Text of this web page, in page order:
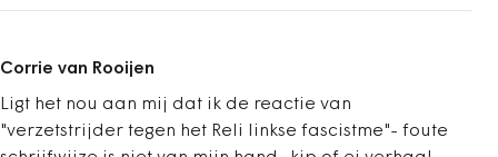
Corrie van Rooijen
Ligt het nou aan mij dat ik de reactie van
"verzetstrijder tegen het Reli linkse fascistme"- foute